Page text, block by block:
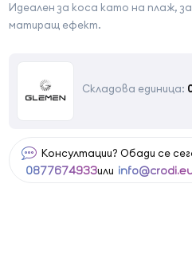
Идеален за коса като на плаж,
матиращ ефект.
Складова единица:
Консултации? Обади се
0877674933или